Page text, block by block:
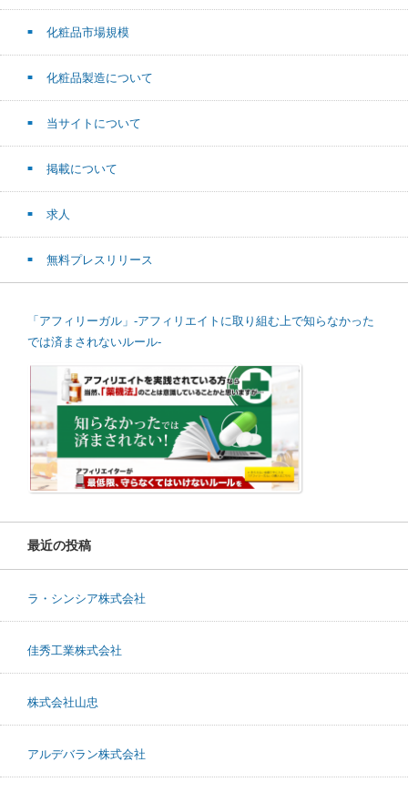
化粧品市場規模
化粧品製造について
当サイトについて
掲載について
求人
無料プレスリリース
「アフィリーガル」-アフィリエイトに取り組む上で知らなかった
では済まされないルール-
最近の投稿
ラ・シンシア株式会社
佳秀工業株式会社
株式会社山忠
アルデバラン株式会社